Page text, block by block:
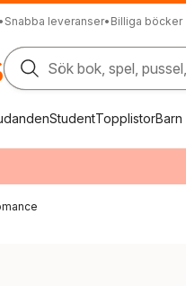
Snabba leveranser• Billiga böcker
Sök bok, spel,
StudentTopplistorBarn